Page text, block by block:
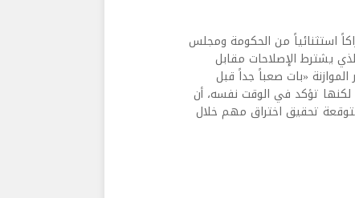
استثنائياً من الحكومة ومجلس
يشترط الإصلاحات مقابل
«بات صعباً جداً قبل
لكنها تؤكد في الوقت نفسه، أن
تحقيق اختراق مهم خلال